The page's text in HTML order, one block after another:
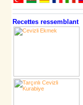
Recettes ressemblant